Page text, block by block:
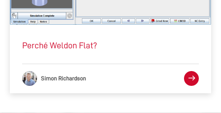
Perché Weldon Flat?
Simon Richardson